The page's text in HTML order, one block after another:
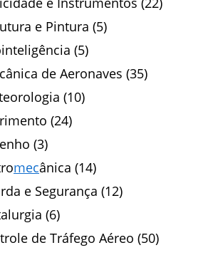
e Pintura (5)
(5)
de Aeronaves (35)
(10)
(24)
(3)
mecânica (14)
e Segurança (12)
(6)
de Tráfego Aéreo (50)